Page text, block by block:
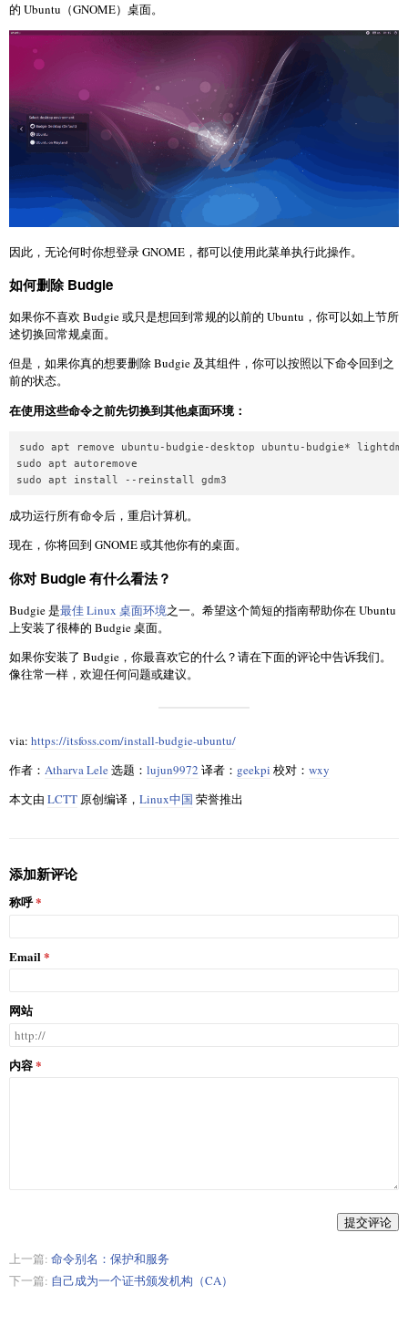
的 Ubuntu（GNOME）桌面。
因此，无论何时你想登录 GNOME，都可以使用此菜单执行此操作。
如何删除 Budgie
如果你不喜欢 Budgie 或只是想回到常规的以前的 Ubuntu，你可以如上节所
述切换回常规桌面。
但是，如果你真的想要删除 Budgie 及其组件，你可以按照以下命令回到之
前的状态。
在使用这些命令之前先切换到其他桌面环境：
sudo apt remove ubuntu-budgie-desktop ubuntu-budgie* lightdm
sudo apt autoremove
sudo apt install --reinstall gdm3
成功运行所有命令后，重启计算机。
现在，你将回到 GNOME 或其他你有的桌面。
你对 Budgie 有什么看法？
Budgie 是最佳 Linux 桌面环境之一。希望这个简短的指南帮助你在 Ubuntu
上安装了很棒的 Budgie 桌面。
如果你安装了 Budgie，你最喜欢它的什么？请在下面的评论中告诉我们。
像往常一样，欢迎任何问题或建议。
via: https://itsfoss.com/install-budgie-ubuntu/
作者： Atharva Lele选题： lujun9972 译者： geekpi 校对： wxy
本文由 LCTT 原创编译， Linux中国 荣誉推出
添加新评论
称呼
Email
网站
内容
提交评论
上一篇: 命令别名：保护和服务
下一篇: 自己成为一个证书颁发机构（CA）